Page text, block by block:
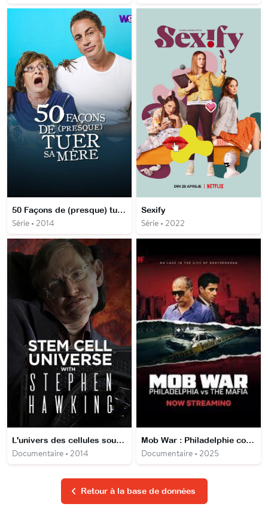
50 Façons de (presque) tuer sa mère
Série • 2014
Sexify
Série • 2022
L'univers des cellules souches avec Stephen Hawking
Documentaire • 2014
Mob War : Philadelphie contre la mafia
Documentaire • 2025
Retour à la base de données